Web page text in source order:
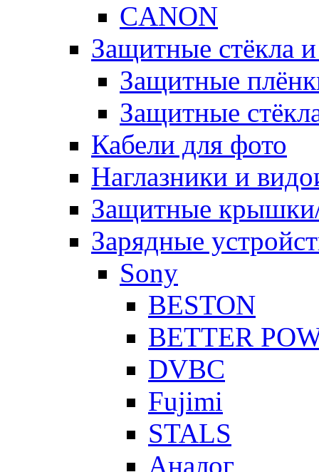
CANON
Защитные стёкла
Защитные
Защитные
Кабели для фото
Наглазники и
Защитные
Зарядные
Sony
BESTON
BETTER
DVBC
Fujimi
STALS
Аналог